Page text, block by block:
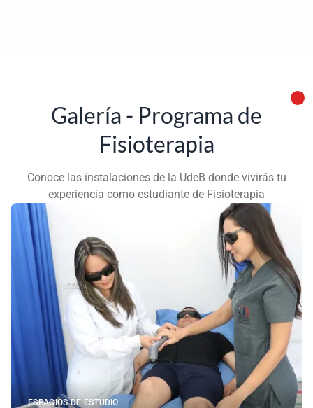
Galería - Programa de
Fisioterapia
Conoce las instalaciones de la UdeB donde vivirás tu
experiencia como estudiante de Fisioterapia
ESPACIOS DE ESTUDIO